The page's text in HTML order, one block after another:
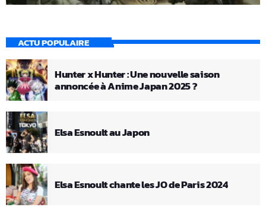
ACTU POPULAIRE
Hunter x Hunter : Une nouvelle saison
annoncée à Anime Japan 2025 ?
Elsa Esnoult au Japon
Elsa Esnoult chante les JO de Paris 2024